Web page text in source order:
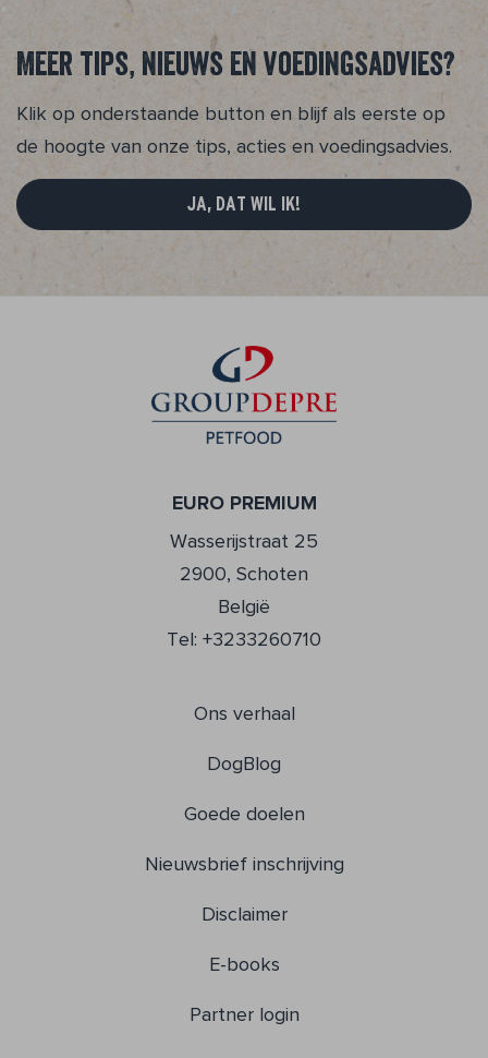
Meer tips, nieuws en voedingsadvies?
Klik op onderstaande button en blijf als eerste op
de hoogte van onze tips, acties en voedingsadvies.
JA, DAT WIL IK!
EURO PREMIUM
Wasserijstraat 25
2900, Schoten
België
Tel: +3233260710
Ons verhaal
DogBlog
Goede doelen
Nieuwsbrief inschrijving
Disclaimer
E-books
Partner login